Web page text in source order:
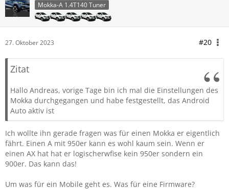
Mokka-A 1.4T140 Tuner
27. Oktober 2023 #20
Zitat
Hallo Andreas, vorige Tage bin ich mal die Einstellungen des
Mokka durchgegangen und habe festgestellt, das Android
Auto aktiv ist
Ich wollte ihn gerade fragen was für einen Mokka er eigentlich
fährt. Einen A mit 950er kann es wohl kaum sein. Wenn er
einen AX hat hat er logischerwfise kein 950er sondern ein
900er. Das kann das!
Um was für ein Mobile geht es. Was für eine Firmware?